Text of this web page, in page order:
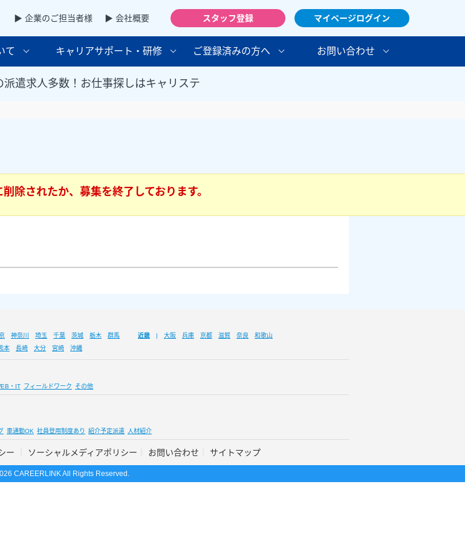
▶ 企業のご担当者様 ▶ 会社概要 スタッフ登録 マイページログイン
て キャリアサポート・研修 ご登録済みの方へ お問い合わせ
派遣求人多数！お仕事探しはキャリステ
除されたか、募集を終了しております。
神奈川 埼玉 千葉 茨城 栃木 群馬 近畿 大阪 兵庫 京都 滋賀 奈良
和歌山
本 長崎 大分 宮崎 沖縄
・IT フィールドワーク その他
車通勤OK 社員登用制度あり 紹介予定派遣 人材紹介
ー ソーシャルメディアポリシー お問い合わせ サイトマップ
CAREERLINK All Rights Reserved.